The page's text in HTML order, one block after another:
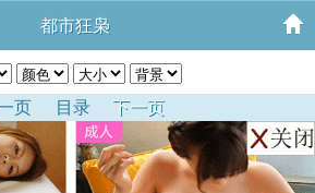
都市狂枭
页 目录 下一页